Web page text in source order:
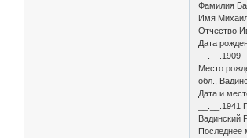
Фамилия
Имя
Отчество
Дата
__.__.1909
Место
обл.,
Дата и
__.__.1941
Вадинский
Последнее